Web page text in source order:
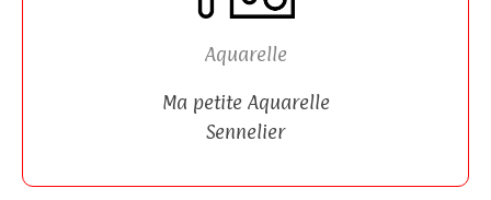
Aquarelle
Ma petite Aquarelle
Sennelier